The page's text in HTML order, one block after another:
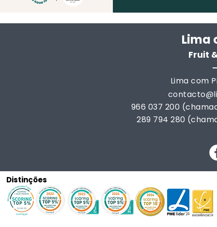
Lima
Fruit
Lima com
966 037 200
289 794 280
Distinções